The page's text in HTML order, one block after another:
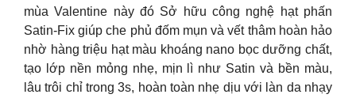
mùa Valentine này đó Sở hữu công nghệ hạt phấn
Satin-Fix giúp che phủ đốm mụn và vết thâm hoàn hảo
nhờ hàng triệu hạt màu khoáng nano bọc dưỡng chất,
tạo lớp nền mỏng nhẹ, mịn lì như Satin và bền màu,
lâu trôi chỉ trong 3s, hoàn toàn nhẹ dịu với làn da nhạy